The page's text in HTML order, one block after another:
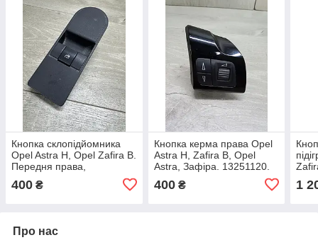
Кнопка склопідйомника
Opel Astra H, Opel Zafira B.
Передня права,
400 ₴
Кнопка керма права Opel
Astra H, Zafira B, Opel
Astra, Зафіра. 13251120.
400₴ 1
Про нас